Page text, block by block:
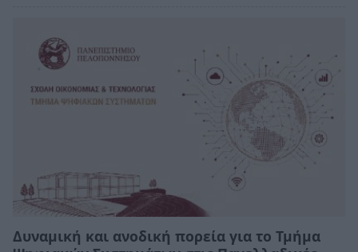
Δυναμική και ανοδική πορεία για το Τμήμα